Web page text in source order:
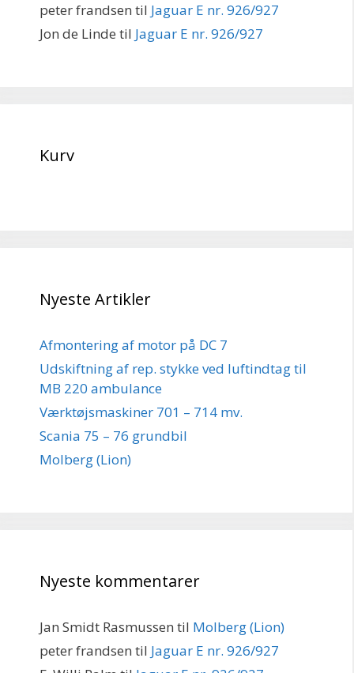
peter frandsen til Jaguar E nr. 926/927
Jon de Linde til Jaguar E nr. 926/927
Kurv
Nyeste Artikler
Afmontering af motor på DC 7
Udskiftning af rep. stykke ved luftindtag til
MB 220 ambulance
Værktøjsmaskiner 701 – 714 mv.
Scania 75 – 76 grundbil
Molberg (Lion)
Nyeste kommentarer
Jan Smidt Rasmussen til Molberg (Lion)
peter frandsen til Jaguar E nr. 926/927